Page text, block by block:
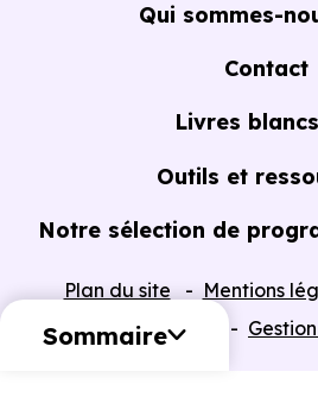
Sommaire
Qui sommes-
A propos
Contact
Livres blancs
Guide de l'Achat
Outils et
Notre sélection de
Programmes neufs
Plan du site Mentions
personnelles